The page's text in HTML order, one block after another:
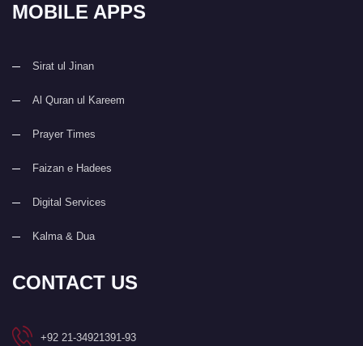
MOBILE APPS
Sirat ul Jinan
Al Quran ul Kareem
Prayer Times
Faizan e Hadees
Digital Services
Kalma & Dua
CONTACT US
+92 21-34921391-93